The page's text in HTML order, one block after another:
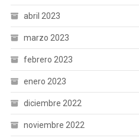
abril 2023
marzo 2023
febrero 2023
enero 2023
diciembre 2022
noviembre 2022